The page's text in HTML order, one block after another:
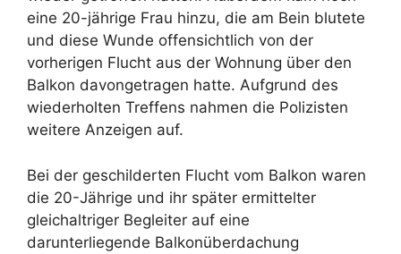
eine 20-jährige Frau hinzu, die am Bein blutete
und diese Wunde offensichtlich von der
vorherigen Flucht aus der Wohnung über den
Balkon davongetragen hatte. Aufgrund des
wiederholten Treffens nahmen die Polizisten
weitere Anzeigen auf.
Bei der geschilderten Flucht vom Balkon waren
die 20-Jährige und ihr später ermittelter
gleichaltriger Begleiter auf eine
darunterliegende Balkonüberdachung